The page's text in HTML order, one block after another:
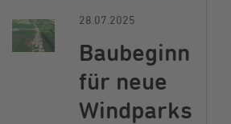
28.07.2025
Baubeginn
für neue
Windparks